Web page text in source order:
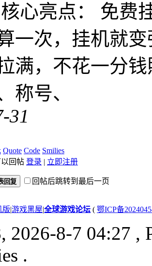
心亮点： 免费
一次，挂机就
满，不花一分
称号、
31
Quote Code Smilies
回帖 登录 | 立即注册
回复 回帖后跳转到最后一页
版|游戏黑屋|全球游戏论坛 ( 鄂ICP备
2026-8-7 04:27 ,
.